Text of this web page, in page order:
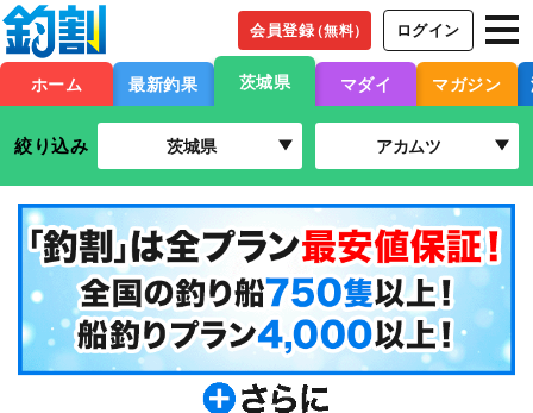
会員登録（無料） ログイン
ホーム 最新釣果 茨城県 マダイ マガジン
絞り込み 茨城県 アカムツ